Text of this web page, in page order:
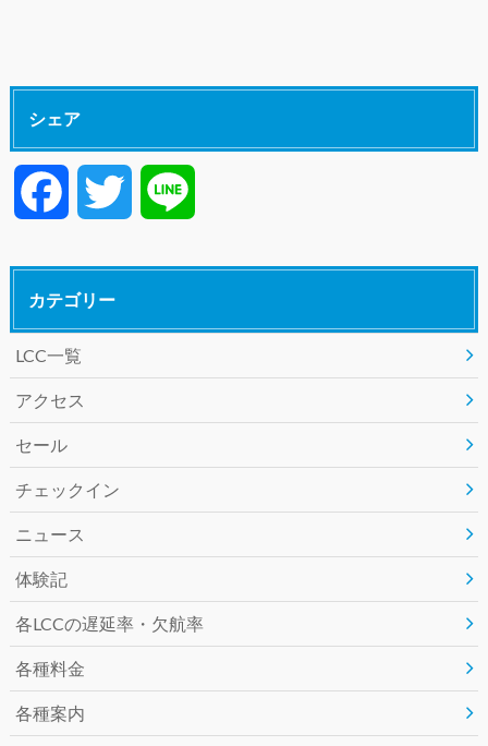
シェア
c
e
b
o
o
e
r
カテゴリー
LCC一覧
アクセス
セール
チェックイン
ニュース
体験記
各LCCの遅延率・欠航率
各種料金
各種案内